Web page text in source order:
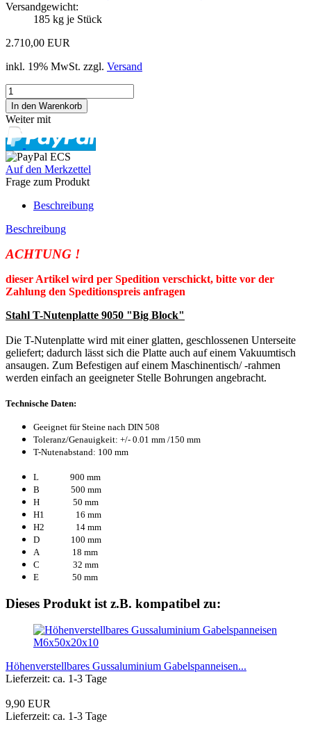
Versandgewicht:
185 kg je Stück
2.710,00 EUR
inkl. 19% MwSt. zzgl. Versand
Weiter mit
Auf den Merkzettel
Frage zum Produkt
Beschreibung
Beschreibung
ACHTUNG !
dieser Artikel wird per Spedition verschickt, bitte vor der
Zahlung den Speditionspreis anfragen
Stahl T-Nutenplatte 9050 "Big Block"
Die T-Nutenplatte wird mit einer glatten, geschlossenen Unterseite
geliefert; dadurch lässt sich die Platte auch auf einem Vakuumtisch
ansaugen. Zum Befestigen auf einem Maschinentisch/ -rahmen
werden einfach an geeigneter Stelle Bohrungen angebracht.
Technische Daten:
Geeignet für Steine nach DIN 508
Toleranz/Genauigkeit: +/- 0.01 mm /150 mm
T-Nutenabstand: 100 mm
L 900 mm
B 500 mm
H 50 mm
H1 16 mm
H2 14 mm
D 100 mm
A 18 mm
C 32 mm
E 50 mm
Dieses Produkt ist z.B. kompatibel zu:
Höhenverstellbares Gussaluminium Gabelspanneisen...
Lieferzeit: ca. 1-3 Tage
9,90 EUR
Lieferzeit: ca. 1-3 Tage